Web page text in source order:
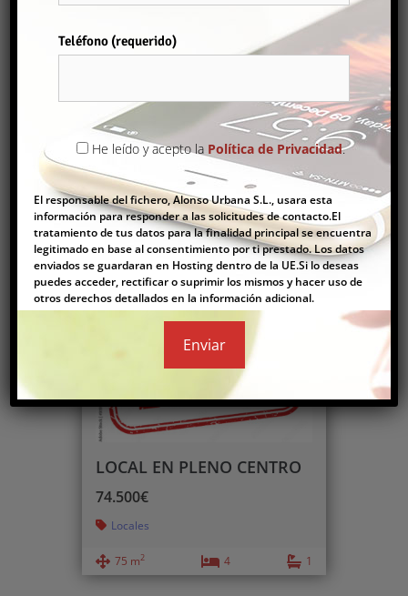
Comprar
LOCAL PUB EN VINAROS
120.000€
Locales
100 m
LOCAL EN PLENO CENTRO
74.500€
Locales
75 m2 4 1
Por favor, deja este campo vacío.
Teléfono (requerido)
He leído y acepto la Política de Privacidad.
El responsable del fichero, Alonso Urbana S.L., usara esta
información para responder a las solicitudes de contacto.El
tratamiento de tus datos para la finalidad principal se encuentra
legitimado en base al consentimiento por ti prestado. Los datos
enviados se guardaran en Hosting dentro de la UE.Si lo deseas
puedes acceder, rectificar o suprimir los mismos y hacer uso de
otros derechos detallados en la información adicional.